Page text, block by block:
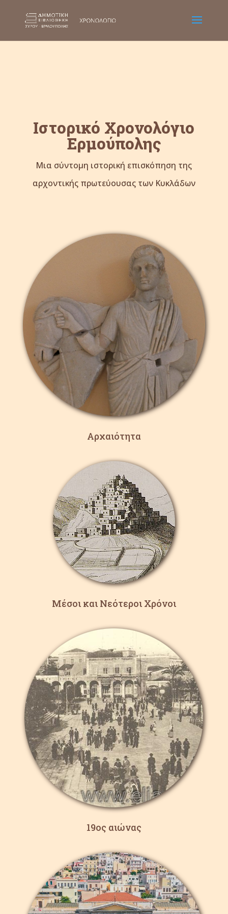
Ιστορικό Χρονολόγιο
Ερμούπολης
Μια σύντομη ιστορική επισκόπηση της
αρχοντικής πρωτεύουσας των Κυκλάδων
Αρχαιότητα
Μέσοι και Νεότεροι Χρόνοι
19ος αιώνας